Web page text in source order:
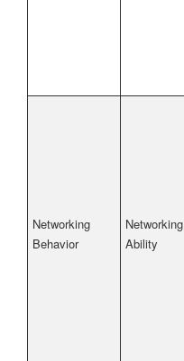
Networking
Behavior
Networking
Ability